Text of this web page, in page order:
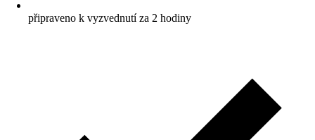
připraveno k vyzvednutí za 2 hodiny